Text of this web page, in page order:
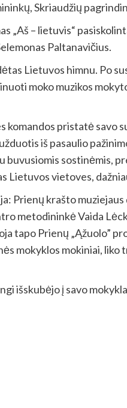
Skriaudžių
„Aš – lietuvis“
Paltanavičius.
Lietuvos himnu. Po
moko muzikos
komandos pristatė savo
iš pasaulio
buvusiomis sostinėmis,
Lietuvos vietoves,
Prienų krašto
metodininkė Vaida
tapo Prienų „Ąžuolo”
mokyklos mokiniai,
išskubėjo į savo